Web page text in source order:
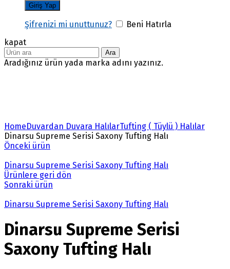
Şifrenizi mi unuttunuz?
Beni Hatırla
kapat
Ara
Aradığınız ürün yada marka adını yazınız.
HomeDuvardan Duvara HalılarTufting ( Tüylü ) Halılar
Dinarsu Supreme Serisi Saxony Tufting Halı
Önceki ürün
Dinarsu Supreme Serisi Saxony Tufting Halı
Ürünlere geri dön
Sonraki ürün
Dinarsu Supreme Serisi Saxony Tufting Halı
Dinarsu Supreme Serisi
Saxony Tufting Halı